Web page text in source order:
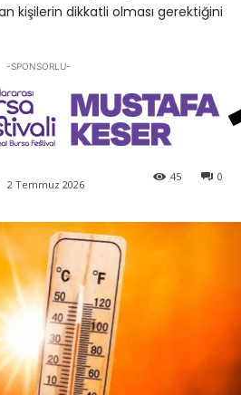
kişilerin dikkatli olması gerektiğini
-SPONSORLU-
2 Temmuz 2026
0
45